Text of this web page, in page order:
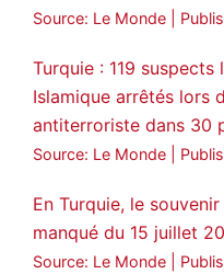
Source: Le Monde
Turquie : 119 suspects
Islamique arrêtés lors
antiterroriste dans 30
Source: Le Monde
En Turquie, le
manqué du 15 juillet
Source: Le Monde